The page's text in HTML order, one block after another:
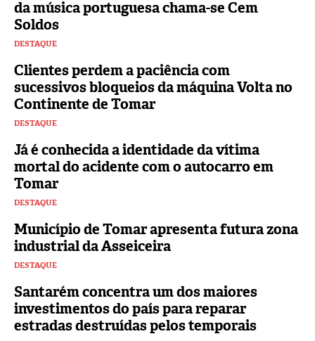
da música portuguesa chama-se Cem
Soldos
DESTAQUE
Clientes perdem a paciência com
sucessivos bloqueios da máquina Volta no
Continente de Tomar
DESTAQUE
Já é conhecida a identidade da vítima
mortal do acidente com o autocarro em
Tomar
DESTAQUE
Município de Tomar apresenta futura zona
industrial da Asseiceira
DESTAQUE
Santarém concentra um dos maiores
investimentos do país para reparar
estradas destruídas pelos temporais